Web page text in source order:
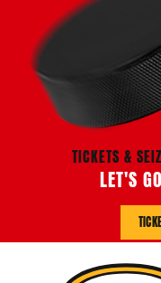
TICKETS &
LET'S